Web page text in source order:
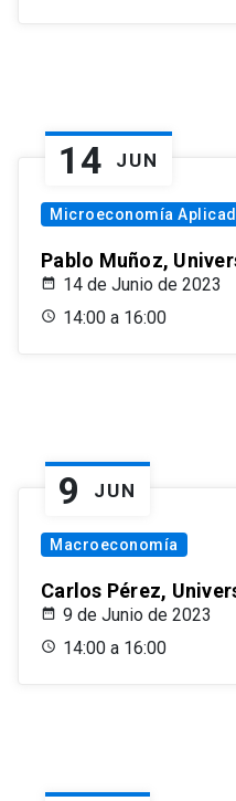
14 JUN
Microeconomía
Pablo Muñoz,
14 de Junio de 2023
14:00 a 16:00
9 JUN
Macroeconomía
Carlos Pérez,
9 de Junio de 2023
14:00 a 16:00